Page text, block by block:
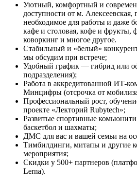
Уютный, комфортный и
доступности от м. Алексеевская,
необходимое для работы и даже
кафе и столовая, кофе и фрукты,
коворкинг и многое другое.
Стабильный и «белый»
мы обсудим при встрече;
Удобный график — гибрид или
подразделения);
Работа в аккредитованной ИТ-
Минцифры (отсрочка от
Профессиональный рост,
проекте «Лекторий Rubytech»;
Развитые спортивные
баскетбол и шахматы;
ДМС для вас и вашей семьи на
Тимбилдинги, митапы и другие
мероприятия;
Скидки у 500+ партнеров
Lerna).